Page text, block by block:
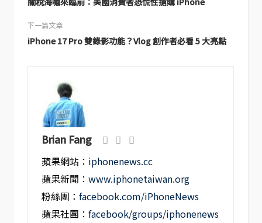
下一篇文章
iPhone 17 Pro 雙錄影功能？Vlog 創作者必看 5 大亮點
Brian Fang
蘋果網站： iphonenews.cc
蘋果新聞：www.iphonetaiwan.org
粉絲團：facebook.com/iPhoneNews
蘋果社團：facebook/groups/iphonenews